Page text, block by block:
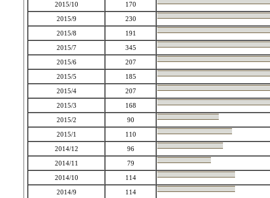
2015/10
170
2015/9
230
2015/8
191
2015/7
345
2015/6
207
2015/5
185
2015/4
207
2015/3
168
2015/2
90
2015/1
110
2014/12
96
2014/11
79
2014/10
114
2014/9
114